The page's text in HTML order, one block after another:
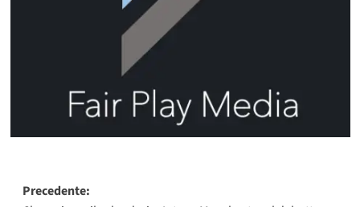
Navigazione
Precedente: